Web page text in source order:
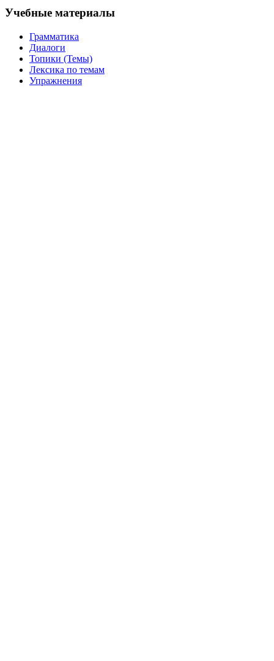
Учебные материалы
Грамматика
Диалоги
Топики (Темы)
Лексика по темам
Упражнения